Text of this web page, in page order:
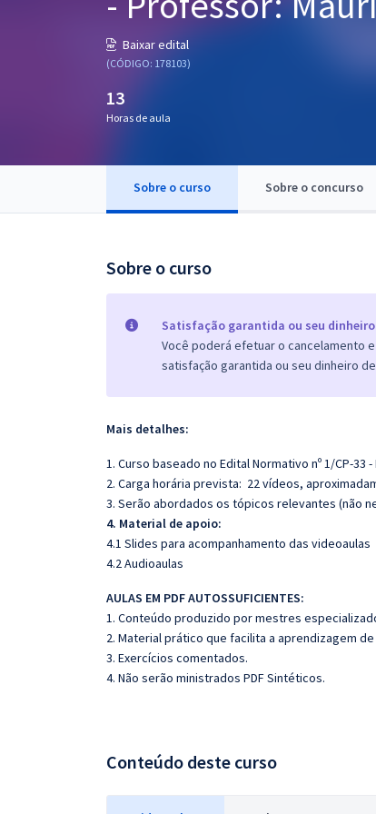
Baixar edital
(CÓDIGO: 178103)
13
Horas de aula
Sobre o curso Sobre o concurso
Sobre o curso
Satisfação garantida ou seu
Você poderá efetuar o cancelamento
satisfação garantida ou seu dinheiro
Mais detalhes:
1. Curso baseado no Edital Normativo nº 1/CP-33
2. Carga horária prevista: 22 vídeos,
3. Serão abordados os tópicos relevantes (não
4. Material de apoio:
4.1 Slides para acompanhamento das videoaulas
4.2 Audioaulas
AULAS EM PDF AUTOSSUFICIENTES:
1. Conteúdo produzido por mestres
2. Material prático que facilita a aprendizagem
3. Exercícios comentados.
4. Não serão ministrados PDF Sintéticos.
Conteúdo deste curso